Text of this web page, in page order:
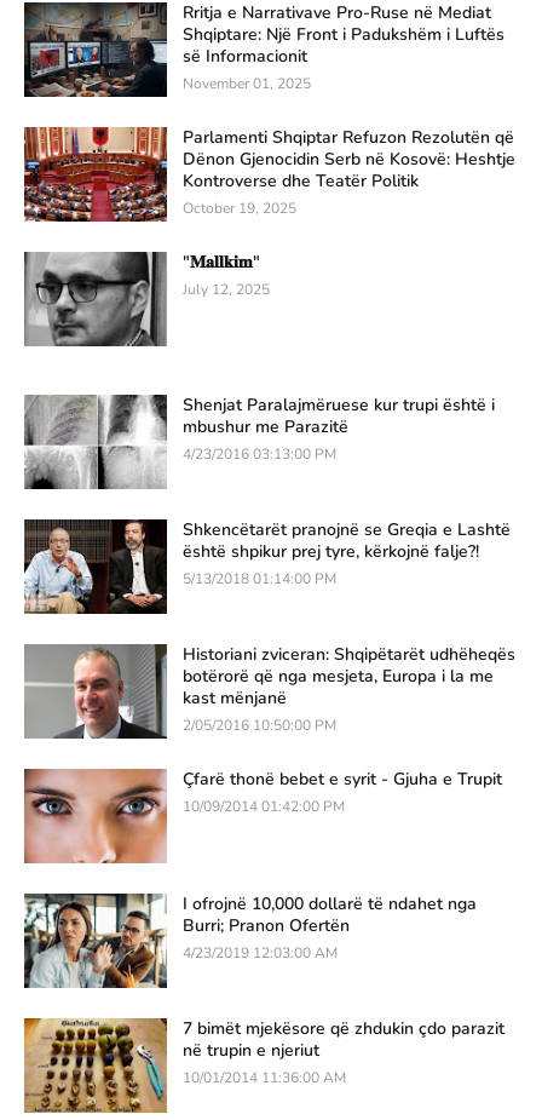
Rritja e Narrativave Pro-Ruse në Mediat
Shqiptare: Një Front i Padukshëm i Luftës
së Informacionit
November 01, 2025
Parlamenti Shqiptar Refuzon Rezolutën që
Dënon Gjenocidin Serb në Kosovë: Heshtje
Kontroverse dhe Teatër Politik
October 19, 2025
"𝐌𝐚𝐥𝐥𝐤𝐢𝐦"
July 12, 2025
Shenjat Paralajmëruese kur trupi është i
mbushur me Parazitë
4/23/2016 03:13:00 PM
Shkencëtarët pranojnë se Greqia e Lashtë
është shpikur prej tyre, kërkojnë falje?!
5/13/2018 01:14:00 PM
Historiani zviceran: Shqipëtarët udhëheqës
botërorë që nga mesjeta, Europa i la me
kast mënjanë
2/05/2016 10:50:00 PM
Çfarë thonë bebet e syrit - Gjuha e Trupit
10/09/2014 01:42:00 PM
I ofrojnë 10,000 dollarë të ndahet nga
Burri; Pranon Ofertën
4/23/2019 12:03:00 AM
7 bimët mjekësore që zhdukin çdo parazit
në trupin e njeriut
10/01/2014 11:36:00 AM